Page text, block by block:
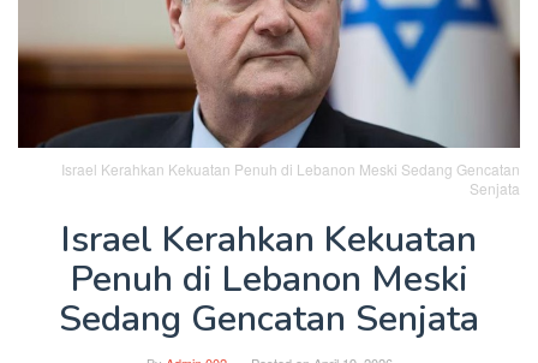
Israel Kerahkan Kekuatan Penuh di Lebanon Meski Sedang Gencatan
Senjata
Israel Kerahkan Kekuatan
Penuh di Lebanon Meski
Sedang Gencatan Senjata